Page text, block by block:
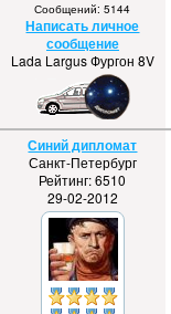
Сообщений: 5144
Написать личное
сообщение
Lada Largus Фургон 8V
Синий дипломат
Санкт-Петербург
Рейтинг: 6510
29-02-2012